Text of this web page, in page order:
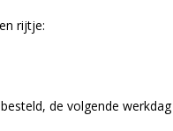
rijtje:
de volgende werkdag